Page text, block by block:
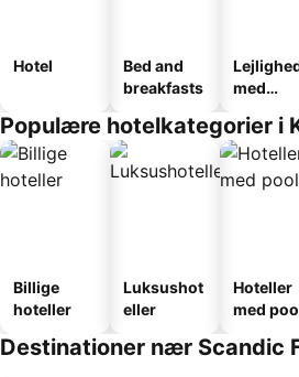
Hotel
Bed and
breakfasts
med
Populære hotelkategorier i
Billige
hoteller
Luksushot
eller
Hoteller
med
Destinationer nær Scandic